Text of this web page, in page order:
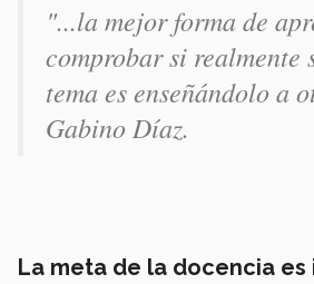
"...la mejor forma de
comprobar si realmente
tema es enseñándolo a
Gabino Díaz.
La meta de la docencia es